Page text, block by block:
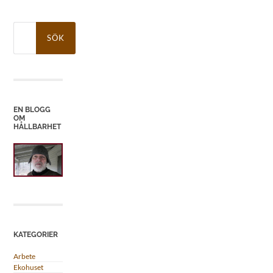
EN BLOGG
OM
HÅLLBARHET
KATEGORIER
Arbete
Ekohuset